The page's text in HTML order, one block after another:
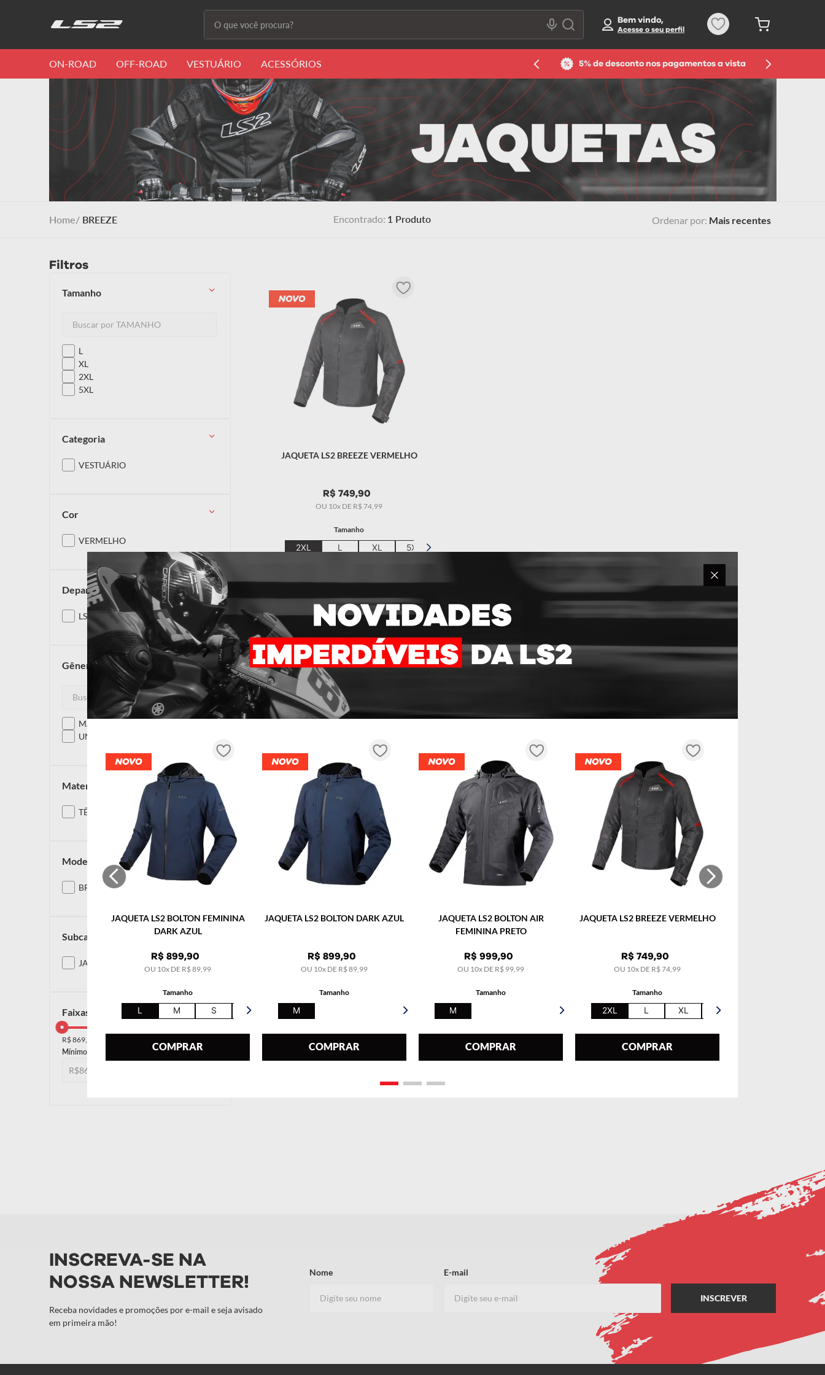
O que você procura? Bem vindo,
ON-ROAD OFF-ROAD VESTUÁRIO ACESSÓRIOS 5% de desconto nos pagamentos a vista
JAQUETA LS2 BOLTON FEMININA
DARK AZUL
R$ 899,90
OU 10x DE R$89 99
Tamanho
L M S XL
COMPRAR
JAQUETA LS2 BOLTON DARK AZUL
R$ 899,90
OU 10x DE R$89 99
Tamanho
M
COMPRAR
JAQUETA LS2 BOLTON AIR
FEMININA PRETO
R$ 999,90
OU 10x DE R$ 99 99
Tamanho
M
COMPRAR
JAQUETA LS2 BREEZE VERMELHO
R$ 749,90
OU 10x DE R$74 99
Tamanho
2XL L XL 5XL
COMPRAR
BREEZE 1 Produto Ordenar por Mais recentes
Filtros
tamanho
L
XL
2XL
5XL
categoria
VESTUÁRIO
cor
VERMELHO
departamento
LS2
gênero
MASCULINO
UNISSEX
material
TÊXTIL
modelos
BREEZE
subcategoria
JAQUETAS
faixas de preço
R$
R$ 869,00
JAQUETA LS2 BREEZE VERMELHO
R$ 749,90
OU 10x DE R$74 99
Tamanho
2XL L XL 5XL
COMPRAR
INSCREVA-SE NA
NOSSA NEWSLETTER!
Receba novidades e promoções por e-mail e seja avisado
em primeira mão!
Nome E-mail
Termos mais buscados
1º capacete ls2
º capacetes
3º draze
4º capacete
5º capacete feminino
capacete masculino